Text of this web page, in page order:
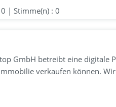
| Stimme(n) : 0
GmbH betreibt eine digitale
verkaufen können.